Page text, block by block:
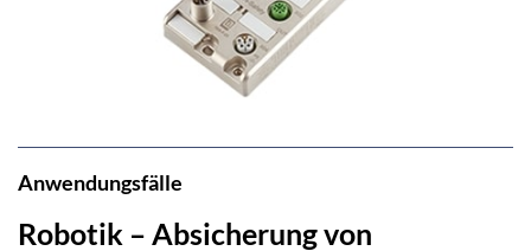
Anwendungsfälle
Robotik – Absicherung von